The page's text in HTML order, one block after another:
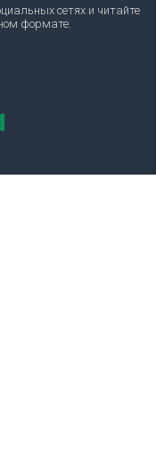
сетях и читайте
формате.